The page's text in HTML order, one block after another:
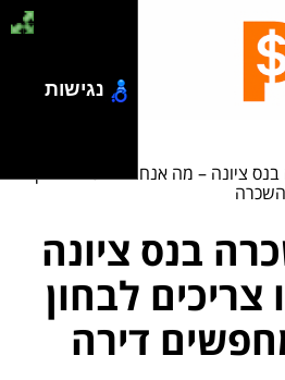
ציונה – מה אנחנו צריכים לבחון
בנס ציונה
לבחון
דירה
נגישות